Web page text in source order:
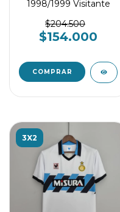
1998/1999 Visitante
$204.500
$154.000
COMPRAR
3X2